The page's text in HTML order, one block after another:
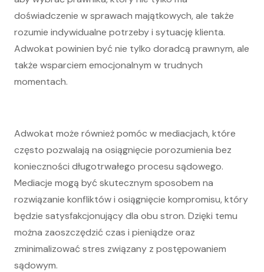
doświadczenie w sprawach majątkowych, ale także
rozumie indywidualne potrzeby i sytuację klienta.
Adwokat powinien być nie tylko doradcą prawnym, ale
także wsparciem emocjonalnym w trudnych
momentach.
Adwokat może również pomóc w mediacjach, które
często pozwalają na osiągnięcie porozumienia bez
konieczności długotrwałego procesu sądowego.
Mediacje mogą być skutecznym sposobem na
rozwiązanie konfliktów i osiągnięcie kompromisu, który
będzie satysfakcjonujący dla obu stron. Dzięki temu
można zaoszczędzić czas i pieniądze oraz
zminimalizować stres związany z postępowaniem
sądowym.